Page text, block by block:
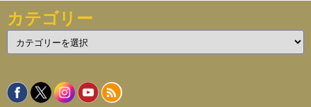
カテゴリー
テ
リ
ー